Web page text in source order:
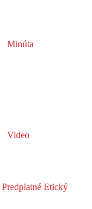
Minúta
Video
Predplatné Etický